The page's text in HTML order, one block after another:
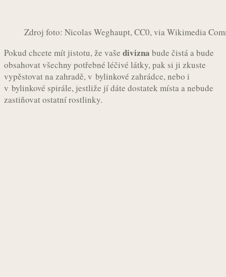
Zdroj foto: Nicolas Weghaupt, CC0, via Wikimedia
Pokud chcete mít jistotu, že vaše divizna bude čistá a bude
obsahovat všechny potřebné léčivé látky, pak si ji zkuste
vypěstovat na zahradě, v bylinkové zahrádce, nebo i
v bylinkové spirále, jestliže jí dáte dostatek místa a nebude
zastiňovat ostatní rostlinky.